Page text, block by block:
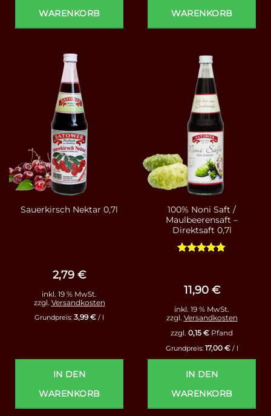
WARENKORB
WARENKORB
Sauerkirsch Nektar 0,7l
2,79 €
inkl. 19 % MwSt.
zzgl. Versandkosten
Grundpreis: 3,99€ / l
IN DEN
WARENKORB
100% Noni Saft /
Maulbeerensaft –
Direktsaft 0,7l
11,90 €
inkl. 19 % MwSt.
zzgl. Versandkosten
zzgl. 0,15 € Pfand
Grundpreis: 17,00 €/ l
IN DEN
WARENKORB